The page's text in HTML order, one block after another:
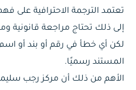
تعتمد الترجمة الاحترافية على
إلى ذلك تحتاج مراجعة قانونية
لكن أي خطأ في رقم أو بند أو
المستند رسميًا.
الأهم من ذلك أن مركز رجب